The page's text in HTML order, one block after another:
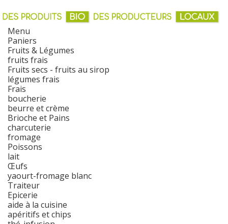
Menu
Paniers
Fruits & Légumes
fruits frais
Fruits secs - fruits au sirop
légumes frais
Frais
boucherie
beurre et crème
Brioche et Pains
charcuterie
fromage
Poissons
lait
Œufs
yaourt-fromage blanc
Traiteur
Epicerie
aide à la cuisine
apéritifs et chips